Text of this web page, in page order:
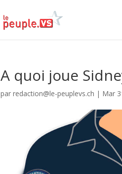
A quoi joue
parredaction@le-peuplevs.ch | Mar